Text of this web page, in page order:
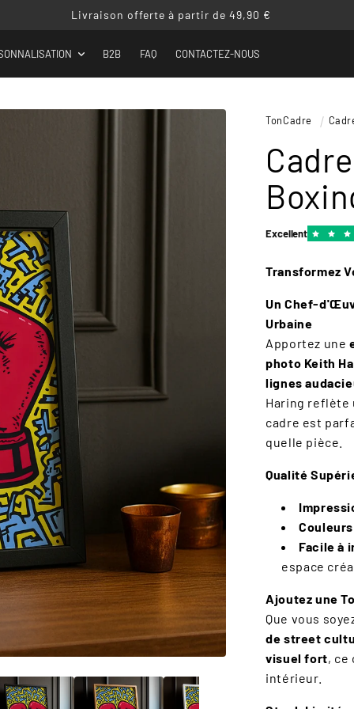
Livraison offerte à partir de 49,90 €
B2B FAQ CONTACTEZ-NOUS
TonCadre
Excellent
Transformez
Un Chef-
Urbaine
Apportez une
photo Keith
lignes
Haring reflète
cadre est
quelle pièce.
Qualité
Facile à
espace
Ajoutez une
Que vous
de street
visuel fort, ce
intérieur.